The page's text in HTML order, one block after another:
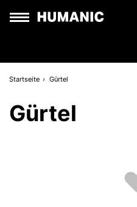
Startseite Gürtel
Gürtel